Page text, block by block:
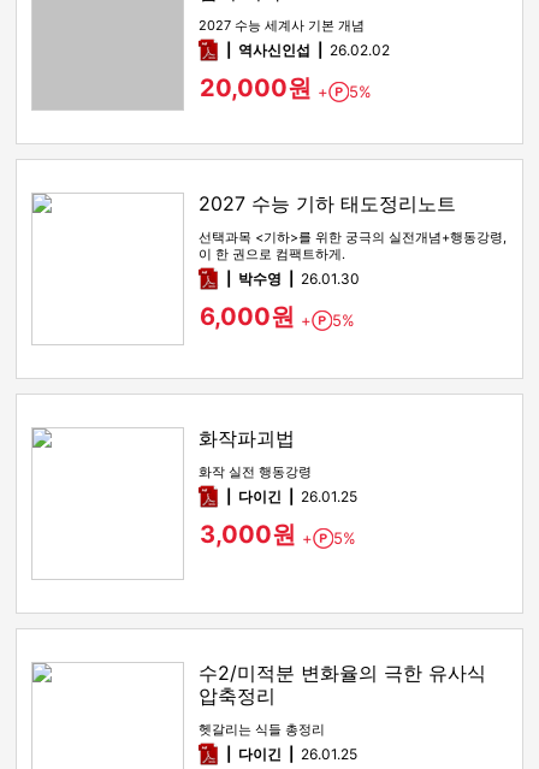
2027 수능 세계사 기본 개념
pdf역사신인섭 26.02.02
20,000원 + Point
5%
2027 수능 기하 태도정리노트
선택과목 <기하>를 위한 궁극의 실전개념+행동강령,
이 한 권으로 컴팩트하게.
pdf박수영 26.01.30
6,000원 + Point
5%
화작파괴법
화작 실전 행동강령
pdf다이긴 26.01.25
3,000원 + Point
5%
수2/미적분 변화율의 극한 유사식
압축정리
헷갈리는 식들 총정리
pdf다이긴 26.01.25